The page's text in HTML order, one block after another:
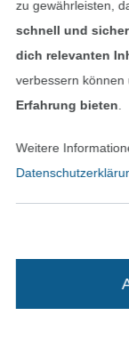
Die
zu gewährleisten,
schnell und sicher
dich relevanten
verbessern können
Erfahrung bieten
Weitere